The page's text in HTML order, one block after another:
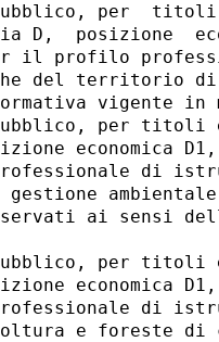
per
D,  posizione
il profilo
del territorio
vigente in
per titoli
economica
di
gestione
ai sensi
per titoli
economica
di
e foreste